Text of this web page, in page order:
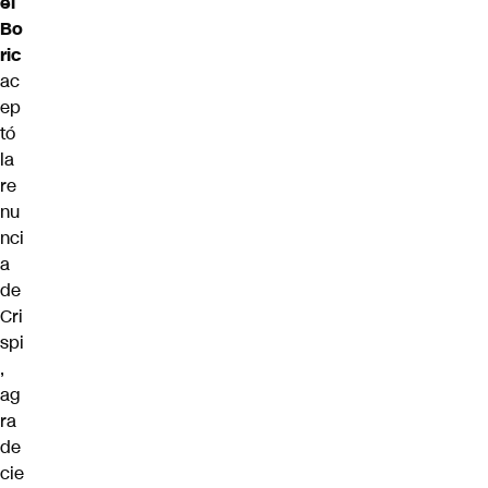
Bo
ric
ac
ep
tó
la
re
nu
nci
a
de
Cri
spi
,
ag
ra
de
cie